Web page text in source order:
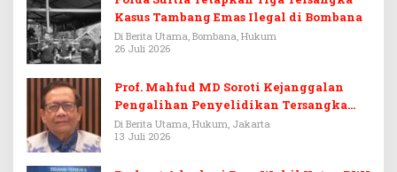
Kasus Tambang Emas Ilegal di Bombana
Di Berita Utama, Bombana, Hukum
26 Juli 2026
Prof. Mahfud MD Soroti Kejanggalan
Pengalihan Penyelidikan Tersangka
Febrie Adriansyah
Di Berita Utama, Hukum, Jakarta
13 Juli 2026